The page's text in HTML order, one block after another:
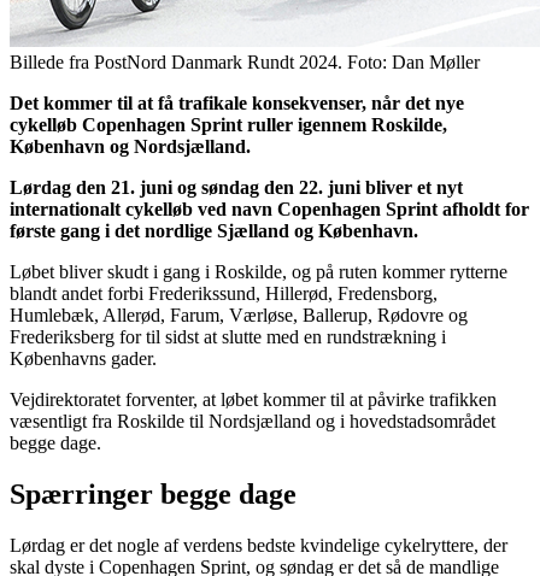
Billede fra PostNord Danmark Rundt 2024. Foto: Dan Møller
Det kommer til at få trafikale konsekvenser, når det nye
cykelløb Copenhagen Sprint ruller igennem Roskilde,
København og Nordsjælland.
Lørdag den 21. juni og søndag den 22. juni bliver et nyt
internationalt cykelløb ved navn Copenhagen Sprint afholdt for
første gang i det nordlige Sjælland og København.
Løbet bliver skudt i gang i Roskilde, og på ruten kommer rytterne
blandt andet forbi Frederikssund, Hillerød, Fredensborg,
Humlebæk, Allerød, Farum, Værløse, Ballerup, Rødovre og
Frederiksberg for til sidst at slutte med en rundstrækning i
Københavns gader.
Vejdirektoratet forventer, at løbet kommer til at påvirke trafikken
væsentligt fra Roskilde til Nordsjælland og i hovedstadsområdet
begge dage.
Spærringer begge dage
Lørdag er det nogle af verdens bedste kvindelige cykelryttere, der
skal dyste i Copenhagen Sprint, og søndag er det så de mandlige